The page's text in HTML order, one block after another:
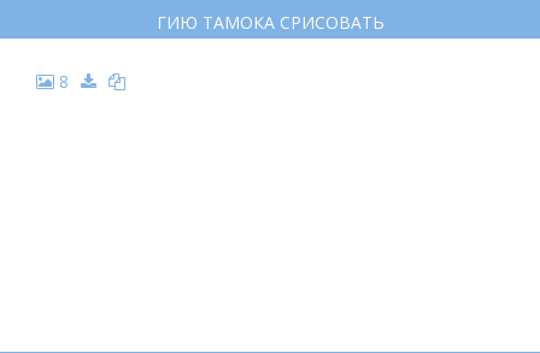
ГИЮ ТАМОКА СРИСОВАТЬ
8